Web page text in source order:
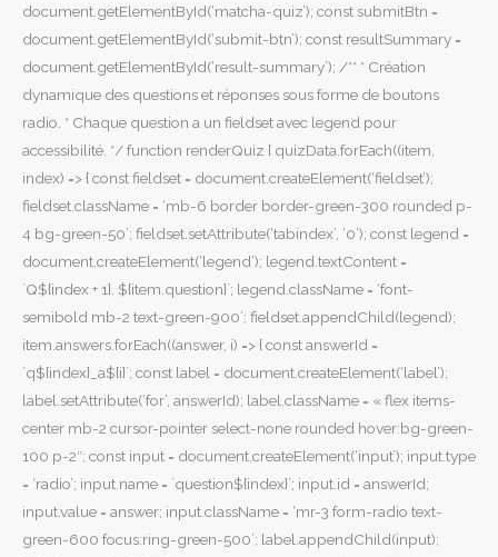
document.getElementById(‘matcha-quiz’); const submitBtn =
document.getElementById(‘submit-btn’); const resultSummary =
document.getElementById(‘result-summary’); /** * Création
dynamique des questions et réponses sous forme de boutons
radio. * Chaque question a un fieldset avec legend pour
accessibilité. */ function renderQuiz { quizData.forEach((item,
index) => { const fieldset = document.createElement(‘fieldset’);
fieldset.className = ‘mb-6 border border-green-300 rounded p-
4 bg-green-50’; fieldset.setAttribute(‘tabindex’, ‘0’); const legend =
document.createElement(‘legend’); legend.textContent =
`Q${index + 1}. ${item.question}`; legend.className = ‘font-
semibold mb-2 text-green-900’; fieldset.appendChild(legend);
item.answers.forEach((answer, i) => { const answerId =
`q${index}_a${i}`; const label = document.createElement(‘label’);
label.setAttribute(‘for’, answerId); label.className = « flex items-
center mb-2 cursor-pointer select-none rounded hover:bg-green-
100 p-2″; const input = document.createElement(‘input’); input.type
= ‘radio’; input.name = `question${index}`; input.id = answerId;
input.value = answer; input.className = ‘mr-3 form-radio text-
green-600 focus:ring-green-500’; label.appendChild(input);